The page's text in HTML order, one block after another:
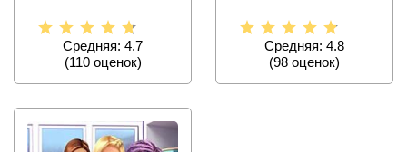
персонажа, выбрав для
Средняя: 4.7
(110оценок)
русалки? Или
Средняя: 4.8
(98 оценок)